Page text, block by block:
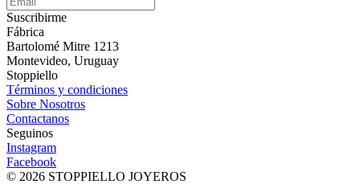
Suscribirme
Fábrica
Bartolomé Mitre 1213
Montevideo, Uruguay
Stoppiello
Términos y condiciones
Sobre Nosotros
Contactanos
Seguinos
Instagram
Facebook
© 2026 STOPPIELLO JOYEROS